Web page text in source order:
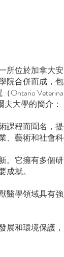
所位於加拿大
院合併而成，
Ontario
夫大學的簡介：
課程而聞名，
藝術和社會科
它擁有多個
就。
醫學領域具有
展和環境保護